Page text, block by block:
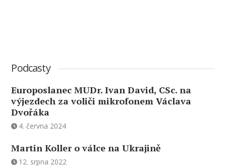
Podcasty
Europoslanec MUDr. Ivan David, CSc. na
výjezdech za voliči mikrofonem Václava
Dvořáka
4. června 2024
Martin Koller o válce na Ukrajině
12. srpna 2022